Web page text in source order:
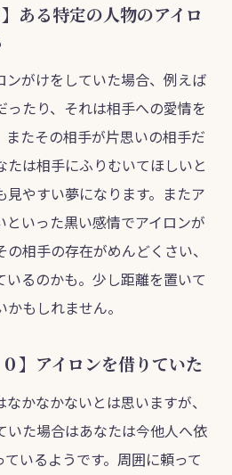
】ある特定の人物のアイロ
ンがけをしていた場合、例えば
ったり、それは相手への愛情を
またその相手が片思いの相手だ
たは相手にふりむいてほしいと
見やすい夢になります。またア
といった黒い感情でアイロンが
相手の存在がめんどくさい、
いるのかも。少し距離を置いて
もしれません。
０】アイロンを借りていた
かなかないとは思いますが、
いた場合はあなたは今他人へ依
いるようです。周囲に頼って